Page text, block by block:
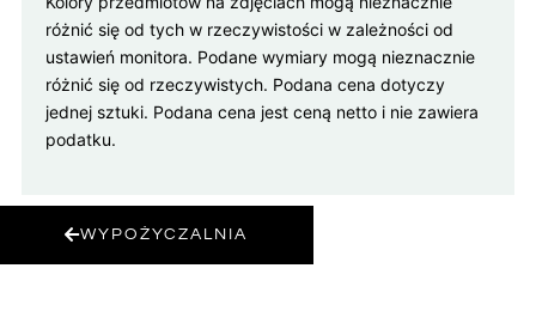
różnić się od tych w rzeczywistości w zależności od
ustawień monitora. Podane wymiary mogą nieznacznie
różnić się od rzeczywistych. Podana cena dotyczy
jednej sztuki. Podana cena jest ceną netto i nie zawiera
podatku.
WYPOŻYCZALNIA